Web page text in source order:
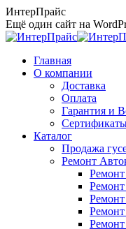
Перейти
к
содержанию
ИнтерПрайс
Ещё один сайт на
Главная
О компании
Доставка
Оплата
Гарантия и
Каталог
Продажа
Ремонт
Ремонт